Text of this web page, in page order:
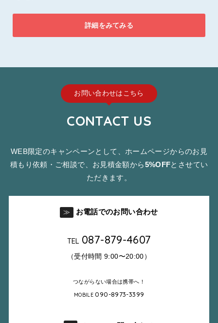
詳細をみてみる
お問い合わせはこちら
CONTACT US
WEB限定のキャンペーンとして、ホームページからのお見
積もり依頼・ご相談で、お見積金額から5%OFFとさせてい
ただきます。
≫ お電話でのお問い合わせ
TEL 087-879-4607
（受付時間 9:00〜20:00）
つながらない場合は携帯へ！
MOBILE090-8973-3399